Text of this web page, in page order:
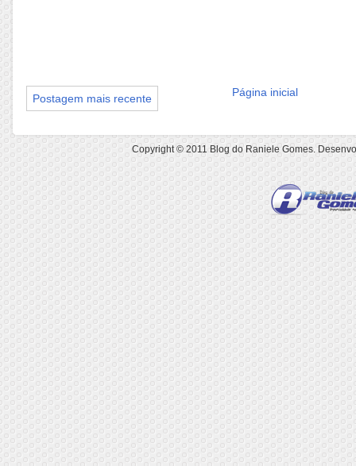
Postagem mais recente Página inicial
Copyright © 2011 Blog do Raniele Gomes.